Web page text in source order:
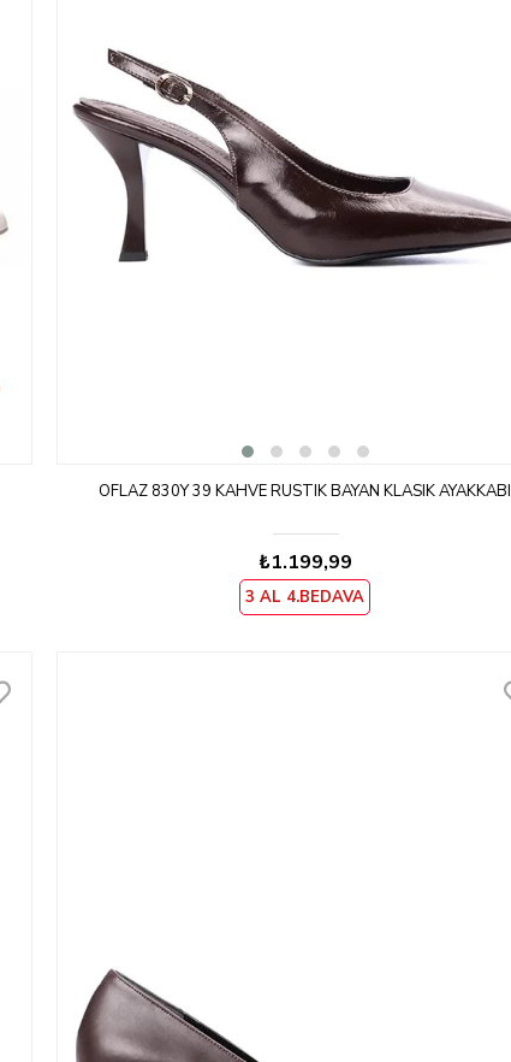
OFLAZ 830Y 39 KAHVE RUSTIK BAYAN KLASIK AYAKKABI
₺1.199,99
3 AL 4.BEDAVA